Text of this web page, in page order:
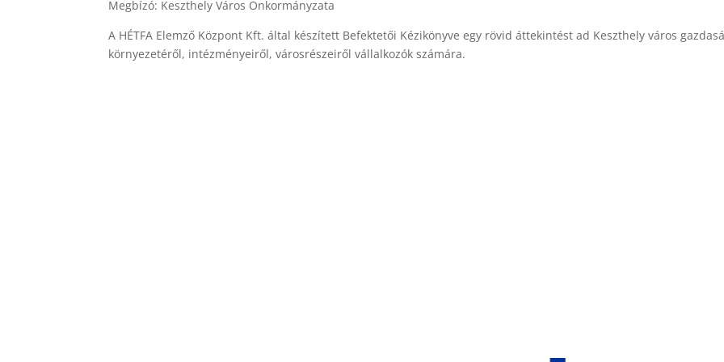
Megbízó: Keszthely Város Önkormányzata
A HÉTFA Elemző Központ Kft. által készített Befektetői Kézikönyve egy rövid áttekintést ad Keszthely város
környezetéről, intézményeiről, városrészeiről vállalkozók számára.